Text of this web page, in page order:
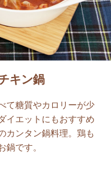
キン鍋
て糖質やカロリーが少
イエットにもおすすめ
カンタン鍋料理。鶏も
鍋です。